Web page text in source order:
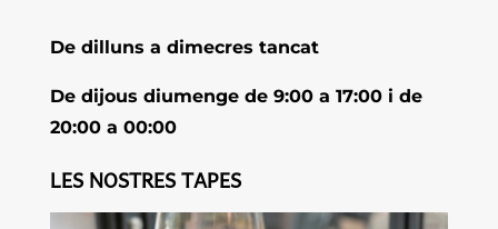
De dilluns a dimecres tancat
De dijous diumenge de 9:00 a 17:00 i de
20:00 a 00:00
LES NOSTRES TAPES